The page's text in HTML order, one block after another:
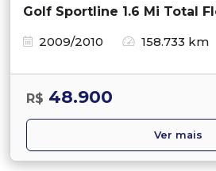
Golf Sportline 1.6 Mi Total
2009/2010
158.733 km
R$ 48.900
Ver mais